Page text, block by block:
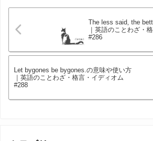
The less said, the
｜英語のことわざ・
#286
Let bygones be bygones.の意味や使い方
｜英語のことわざ・格言・イディオム
#288